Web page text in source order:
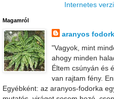
Internetes
Magamról
aranyos
"Vagyok, mint
ahogy minden
Éltem csúnyán és
van rajtam fény.
Egyébként: az aranyos-fodorka